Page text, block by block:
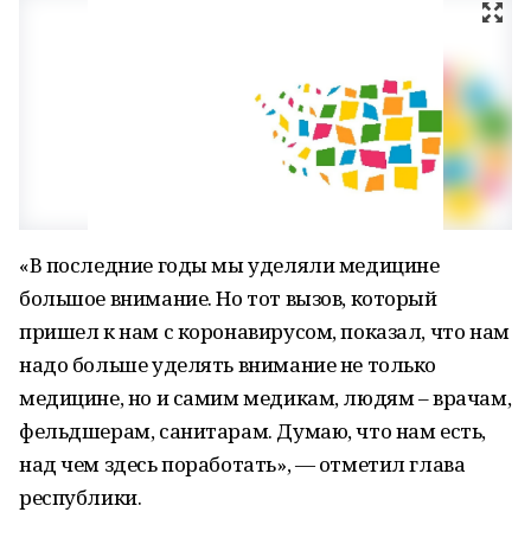
«В последние годы мы уделяли медицине
большое внимание. Но тот вызов, который
пришел к нам с коронавирусом, показал, что нам
надо больше уделять внимание не только
медицине, но и самим медикам, людям – врачам,
фельдшерам, санитарам. Думаю, что нам есть,
над чем здесь поработать», — отметил глава
республики.